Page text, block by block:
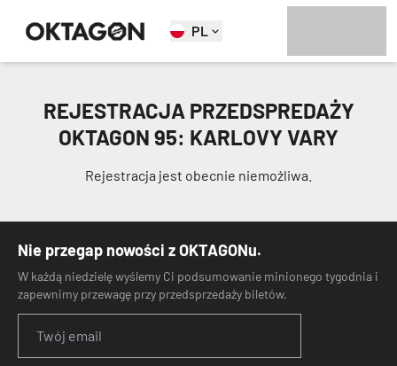
PL
REJESTRACJA PRZEDSPREDAŻY
OKTAGON 95: KARLOVY VARY
Rejestracja jest obecnie niemożliwa.
Nie przegap nowości z OKTAGONu.
W każdą niedzielę wyślemy Ci podsumowanie minionego tygodnia i
zapewnimy przewagę przy przedsprzedaży biletów.